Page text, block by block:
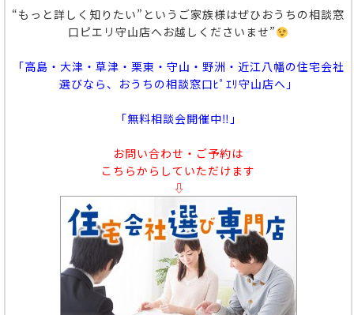
“もっと詳しく知りたい”というご家族様はぜひおうちの相談窓
口ピエリ守山店へお越しくださいませ”
「高島・大津・草津・栗東・守山・野洲・近江八幡の住宅会社
選びなら、おうちの相談窓口ﾋﾟｴﾘ守山店へ」
「無料相談会開催中‼」
お問い合わせ・ご予約は
こちらからしていただけます
⇩